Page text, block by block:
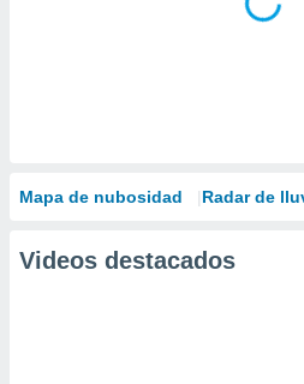
Mapa de nubosidad Radar de
Videos destacados